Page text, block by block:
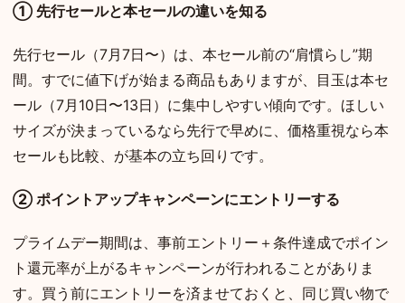
① 先行セールと本セールの違いを知る
先行セール（7月7日〜）は、本セール前の“肩慣らし”期
間。すでに値下げが始まる商品もありますが、目玉は本セ
ール（7月10日〜13日）に集中しやすい傾向です。ほしい
サイズが決まっているなら先行で早めに、価格重視なら本
セールも比較、が基本の立ち回りです。
② ポイントアップキャンペーンにエントリーする
プライムデー期間は、事前エントリー＋条件達成でポイン
ト還元率が上がるキャンペーンが行われることがありま
す。買う前にエントリーを済ませておくと、同じ買い物で